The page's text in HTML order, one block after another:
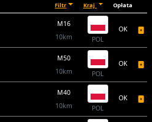
Filtr Kraj Opłata
M16
10km
POL
OK
M50
10km
POL
OK
M40
10km
POL
OK